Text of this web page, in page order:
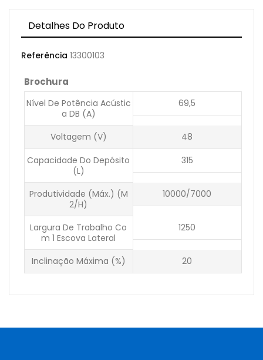
Detalhes Do Produto
Referência 13300103
Brochura
Nível De Potência Acústic
A DB (A)
69,5
Voltagem (V)
48
Capacidade Do Depósito
(l)
315
Produtividade (máx.) (m
2/h)
10000/7000
Largura De Trabalho Co
M 1 Escova Lateral
1250
Inclinação Máxima (%) 20